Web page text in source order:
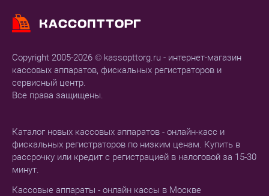
Copyright 2005-2026 © kassopttorg.ru - интернет-магазин
кассовых аппаратов, фискальных регистраторов и
сервисный центр.
Все права защищены.
Каталог новых кассовых аппаратов - онлайн-касс и
фискальных регистраторов по низким ценам. Купить в
рассрочку или кредит с регистрацией в налоговой за 15-30
минут.
Кассовые аппараты - онлайн кассы в Москве